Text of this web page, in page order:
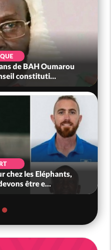
de BAH Oumarou
constituti...
chez les Eléphants,
être e...